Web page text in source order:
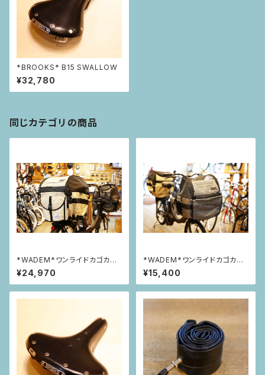
*BROOKS* B15 SWALLOW
¥32,780
同じカテゴリの商品
*WADEM*ワンライドカゴカバ
ー【リア】
¥24,970
*WADEM*ワンライドカゴカバ
ー【フロント】
¥15,400